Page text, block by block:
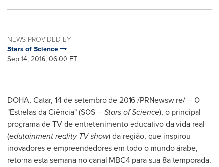
NEWS PROVIDED BY
Stars of Science
Sep 14, 2016, 06:00 ET
DOHA, Catar, 14 de setembro de 2016 /PRNewswire/ -- O
"Estrelas da Ciência" (SOS --Stars of Science), o principal
programa de TV de entretenimento educativo da vida real
(edutainment reality TV show) da região, que inspirou
inovadores e empreendedores em todo o mundo árabe,
retorna esta semana no canal MBC4 para sua 8a temporada.